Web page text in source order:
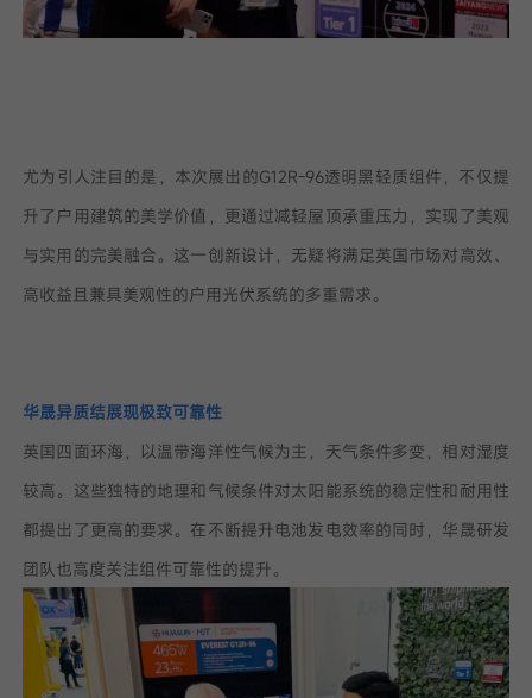
尤为引人注目的是，本次展出的G12R-96透明黑轻质组件，不仅提
升了户用建筑的美学价值，更通过减轻屋顶承重压力，实现了美观
与实用的完美融合。这一创新设计，无疑将满足英国市场对高效、
高收益且兼具美观性的户用光伏系统的多重需求。
华晟异质结展现极致可靠性
英国四面环海，以温带海洋性气候为主，天气条件多变，相对湿度
较高。这些独特的地理和气候条件对太阳能系统的稳定性和耐用性
都提出了更高的要求。在不断提升电池发电效率的同时，华晟研发
团队也高度关注组件可靠性的提升。